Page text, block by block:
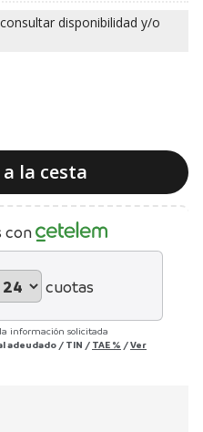
la cesta
con
cuotas
información solicitada
adeudado / TIN / TAE % /Ver